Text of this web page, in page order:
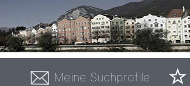
Meine Suchprofile